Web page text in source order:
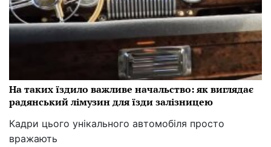
На таких їздило важливе начальство: як виглядає
радянський лімузин для їзди залізницею
Кадри цього унікального автомобіля просто
вражають